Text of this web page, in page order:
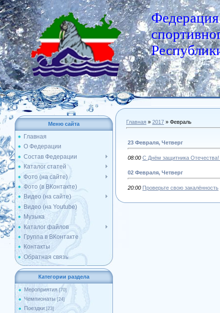
Федерация
Меню сайта
Главная
О Федерации
Состав Федерации
Каталог статей
Фото (на сайте)
Фото (в ВКонтакте)
Видео (на сайте)
Видео (на Youtube)
Музыка
Каталог файлов
Группа в ВКонтакте
Контакты
Обратная связь
Категории раздела
Мероприятия [70]
Чемпионаты [24]
Поездки [23]
Главная » 2017 » Февраль
23 Февраля, Четверг
08:00 С Днём защитника Отечества!
02 Февраля, Четверг
20:00 Проверьте свою закалённость